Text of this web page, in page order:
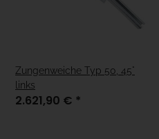
Zungenweiche Typ 50, 45°
links
2.621,90 € *